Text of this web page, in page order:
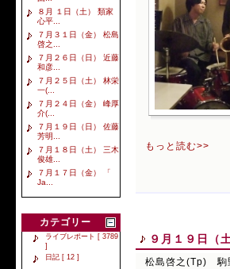
８月 １日（土） 類家
心平...
７月３１日（金） 松島
啓之...
７月２６日（日） 近藤
和彦...
７月２５日（土） 林栄
一(...
７月２４日（金） 峰厚
介(...
７月１９日（日） 佐藤
芳明...
７月１８日（土） 三木
俊雄...
７月１７日（金） 「
Ja...
カテゴリー
ライブレポート [ 3789
]
日記 [ 12 ]
もっと読む>>
９月１９日
松島啓之(Tp)